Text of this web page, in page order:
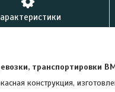
транспортировки
конструкция,